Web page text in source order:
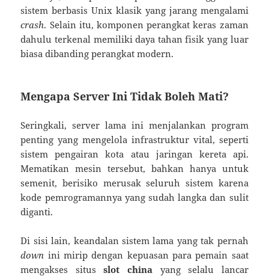
sistem berbasis Unix klasik yang jarang mengalami
crash. Selain itu, komponen perangkat keras zaman
dahulu terkenal memiliki daya tahan fisik yang luar
biasa dibanding perangkat modern.
Mengapa Server Ini Tidak Boleh Mati?
Seringkali, server lama ini menjalankan program
penting yang mengelola infrastruktur vital, seperti
sistem pengairan kota atau jaringan kereta api.
Mematikan mesin tersebut, bahkan hanya untuk
semenit, berisiko merusak seluruh sistem karena
kode pemrogramannya yang sudah langka dan sulit
diganti.
Di sisi lain, keandalan sistem lama yang tak pernah
down ini mirip dengan kepuasan para pemain saat
mengakses situsslot china yang selalu lancar